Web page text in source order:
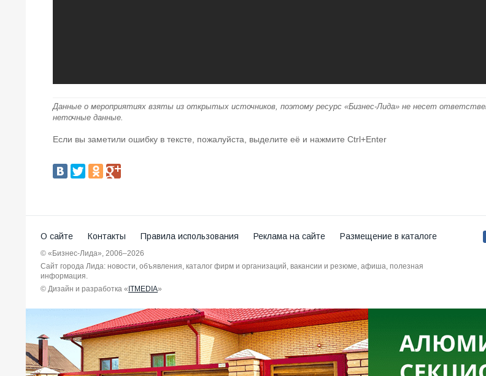
Данные о мероприятиях взяты из открытых источников, поэтому ресурс «Бизнес-Лида» не несет
неточные данные.
Если вы заметили ошибку в тексте, пожалуйста, выделите её и нажмите Ctrl+Enter
О сайте Контакты Правила использования Реклама на сайте Размещение в каталоге
© «Бизнес-Лида», 2006–2026
Сайт города Лида: новости, объявления, каталог фирм и организаций, вакансии и резюме, афиша, полезная
информация.
© Дизайн и разработка «ITMEDIA»